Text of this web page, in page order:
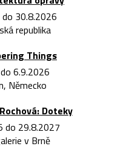
30.8.2026
republika
Things
6.9.2026
Německo
Doteky
do 29.8.2027
v Brně